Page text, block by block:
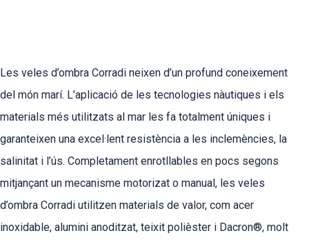
Les veles d’ombra Corradi neixen d’un profund coneixement
del món marí. L’aplicació de les tecnologies nàutiques i els
materials més utilitzats al mar les fa totalment úniques i
garanteixen una excel·lent resistència a les inclemències, la
salinitat i l’ús. Completament enrotllables en pocs segons
mitjançant un mecanisme motorizat o manual, les veles
d’ombra Corradi utilitzen materials de valor, com acer
inoxidable, alumini anoditzat, teixit polièster i Dacron®, molt